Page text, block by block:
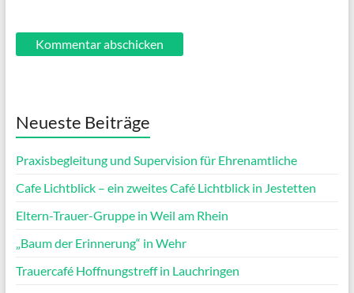
Neueste Beiträge
Praxisbegleitung und Supervision für Ehrenamtliche
Cafe Lichtblick – ein zweites Café Lichtblick in Jestetten
Eltern-Trauer-Gruppe in Weil am Rhein
„Baum der Erinnerung“ in Wehr
Trauercafé Hoffnungstreff in Lauchringen